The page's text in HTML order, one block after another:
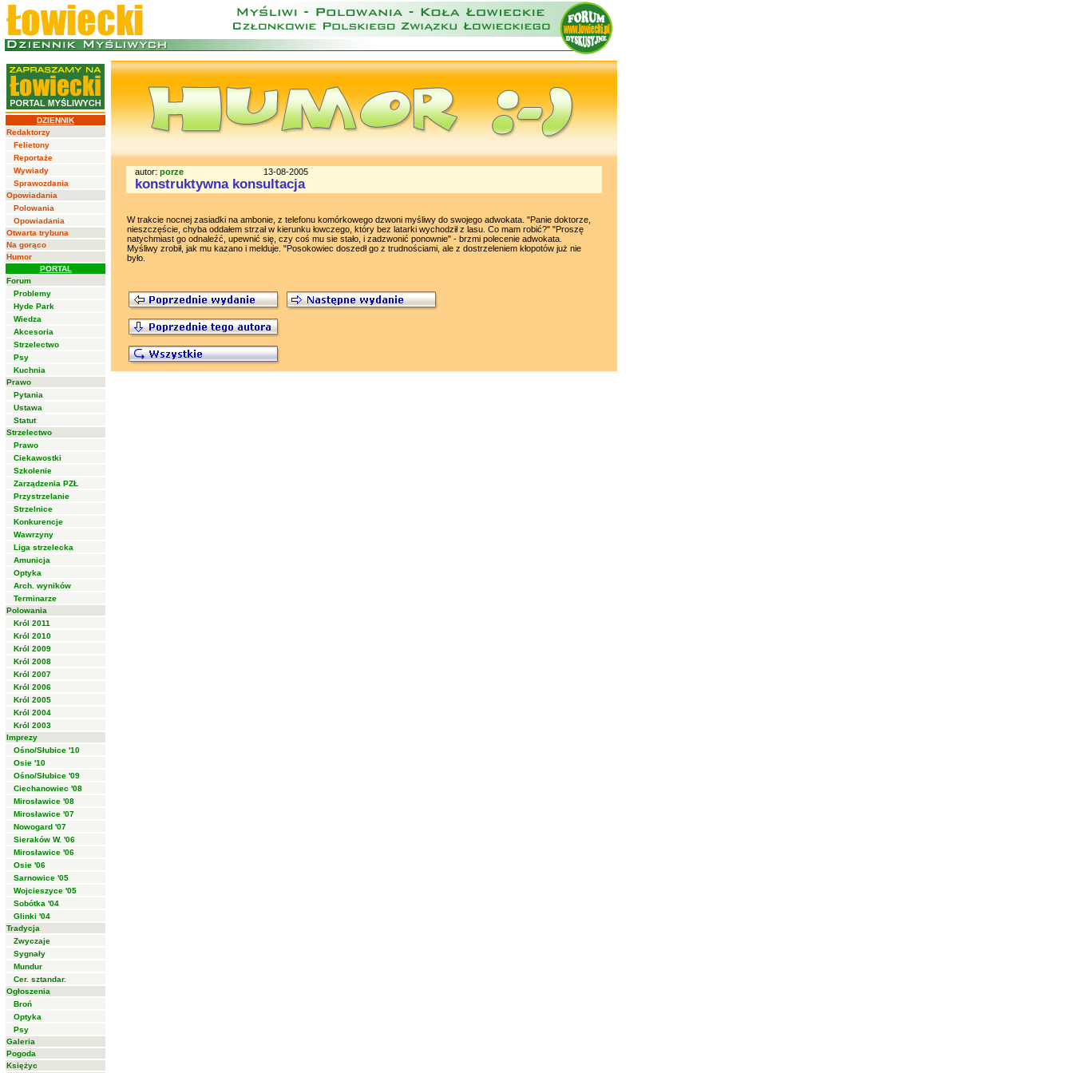
DZIENNIK
Redaktorzy
Felietony
Reportaże
Wywiady
Sprawozdania
Opowiadania
Polowania
Opowiadania
Otwarta trybuna
Na gorąco
Humor
PORTAL
Forum
Problemy
Hyde Park
Wiedza
Akcesoria
Strzelectwo
Psy
Kuchnia
Prawo
Pytania
Ustawa
Statut
Strzelectwo
Prawo
Ciekawostki
Szkolenie
Zarządzenia PZŁ
Przystrzelanie
Strzelnice
Konkurencje
Wawrzyny
Liga strzelecka
Amunicja
Optyka
Arch. wyników
Terminarze
Polowania
Król 2011
Król 2010
Król 2009
Król 2008
Król 2007
Król 2006
Król 2005
Król 2004
Król 2003
Imprezy
Ośno/Słubice '10
Osie '10
Ośno/Słubice '09
Ciechanowiec '08
Mirosławice '08
Mirosławice '07
Nowogard '07
Sieraków W. '06
Mirosławice '06
Osie '06
Sarnowice '05
Wojcieszyce '05
Sobótka '04
Glinki '04
Tradycja
Zwyczaje
Sygnały
Mundur
Cer. sztandar.
Ogłoszenia
Broń
Optyka
Psy
Galeria
Pogoda
Księżyc
autor: porze 13-08-2005
konstruktywna konsultacja
W trakcie nocnej zasiadki na ambonie, z telefonu komórkowego dzwoni myśliwy do swojego adwokata. "Panie doktorze,
nieszczęście, chyba oddałem strzał w kierunku łowczego, który bez latarki wychodził z lasu. Co mam robić?" "Proszę
natychmiast go odnaleźć, upewnić się, czy coś mu sie stało, i zadzwonić ponownie" - brzmi polecenie adwokata.
Myśliwy zrobił, jak mu kazano i melduje. "Posokowiec doszedł go z trudnościami, ale z dostrzeleniem kłopotów już nie
było.